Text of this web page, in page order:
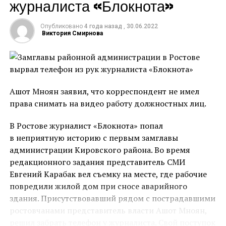
Автор текста: Ирина Никитина
семья мальчика перенесла многое: многочисленные
операции, реабилитацию, а также дорогостоящее
протезирование. В результате ДТП Владу оторвало
обе ноги и руку. Автобус съехал с дороги и ребенку
буквально зажало конечности. До момента приезда
спасателей отчим Роман пытался согреть ребенка и
кардинально изменилась.
Мальчика госпитализировали с разнообразными
травмами. До 29 декабря он находился в
реанимации в крайне тяжелом состоянии, но к
счастью пошел на поправку. Ребенок вместе с мамой
журналиста «Блокнота»
Опубликовано 4 года назад , 30.06.2022
Виктория Смирнова
Ашот Мноян заявил, что корреспондент не имел
права снимать на видео работу должностных лиц.
В Ростове журналист «Блокнота» попал
в неприятную историю с первым замглавы
администрации Кировского района. Во время
редакционного задания представитель СМИ
Евгений Карабак вел съемку на месте, где рабочие
повредили жилой дом при сносе аварийного
здания. Присутствовавший рядом с пострадавшими
ростовчанами представитель власти Ашот Мноян,